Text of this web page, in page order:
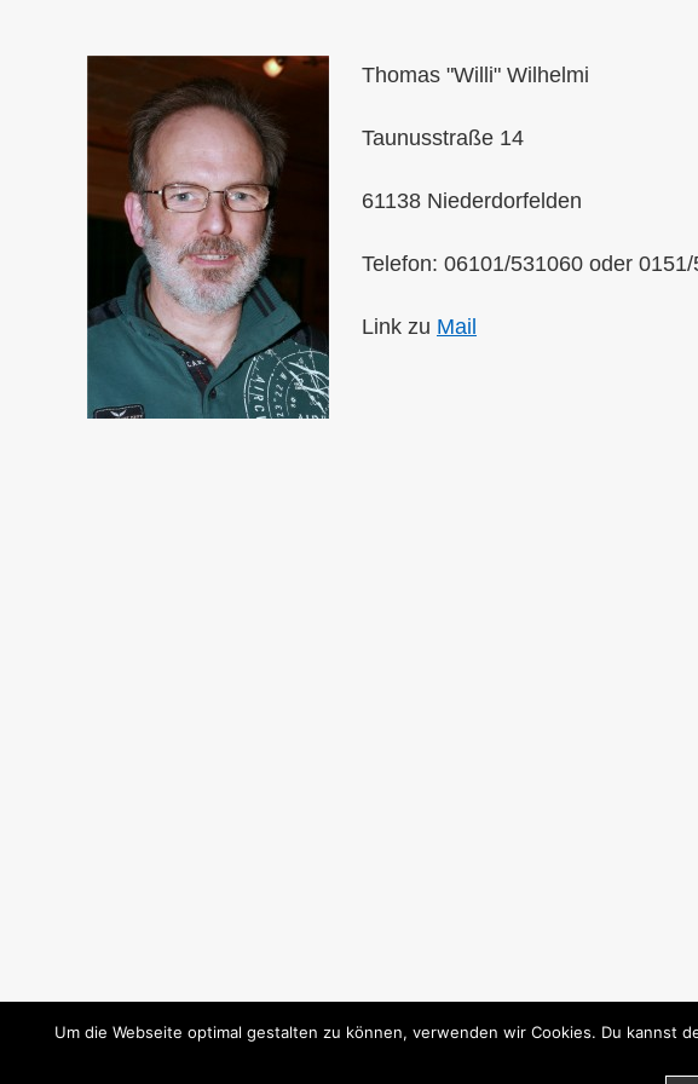
Thomas "Willi" Wilhelmi
Taunusstraße 14
61138 Niederdorfelden
Telefon: 06101/531060 oder
Link zu Mail
Um die Webseite optimal gestalten zu können, verwenden wir Cookies. Du kannst